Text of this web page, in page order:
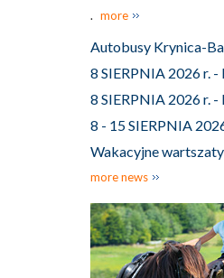
. more
Autobusy Krynica-
8 SIERPNIA 2026 r. -
8 SIERPNIA 2026 r.
8 - 15 SIERPNIA
Wakacyjne
more news